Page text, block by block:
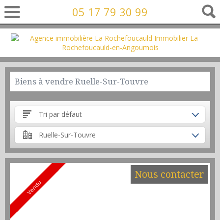
05 17 79 30 99
Biens à vendre Ruelle-Sur-Touvre
Tri par défaut
Ruelle-Sur-Touvre
Vendu
Nous contacter